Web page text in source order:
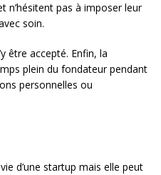
pas à imposer leur
soin.
être accepté. Enfin, la
plein du fondateur pendant
personnelles ou
d’une startup mais elle peut